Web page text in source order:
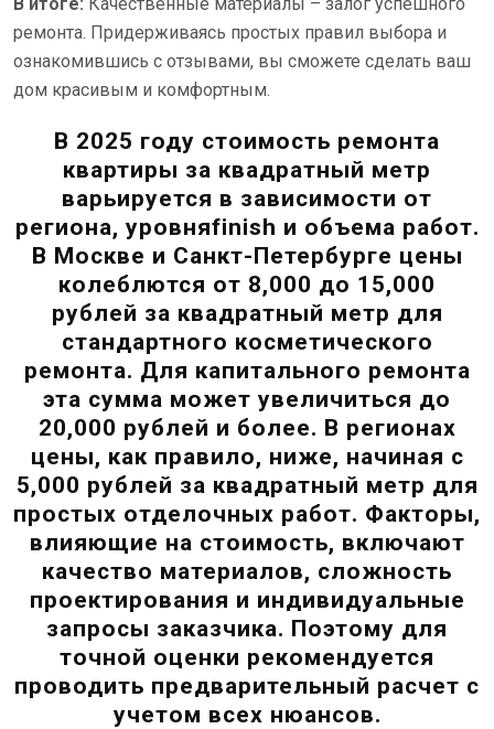
ремонта. Придерживаясь простых правил выбора и
ознакомившись с отзывами, вы сможете сделать ваш
дом красивым и комфортным.
В 2025 году стоимость ремонта
квартиры за квадратный метр
варьируется в зависимости от
региона, уровняfinish и объема работ.
В Москве и Санкт-Петербурге цены
колеблются от 8,000 до 15,000
рублей за квадратный метр для
стандартного косметического
ремонта. Для капитального ремонта
эта сумма может увеличиться до
20,000 рублей и более. В регионах
цены, как правило, ниже, начиная с
5,000 рублей за квадратный метр для
простых отделочных работ. Факторы,
влияющие на стоимость, включают
качество материалов, сложность
проектирования и индивидуальные
запросы заказчика. Поэтому для
точной оценки рекомендуется
проводить предварительный расчет с
учетом всех нюансов.